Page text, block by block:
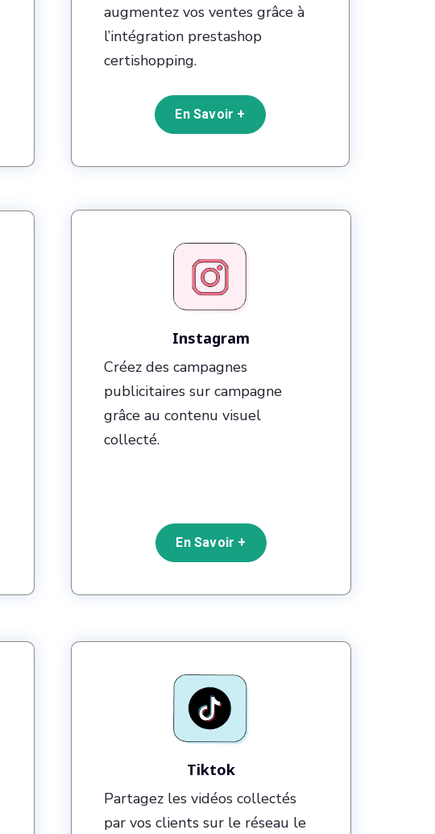
augmentez vos ventes grâce à
l’intégration prestashop
certishopping.
En Savoir +
Instagram
Créez des campagnes
publicitaires sur campagne
grâce au contenu visuel
collecté.
En Savoir +
Tiktok
Partagez les vidéos collectés
par vos clients sur le réseau le